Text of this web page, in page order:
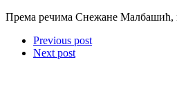
Према речима Снежане Малбашић,
Previous post
Next post